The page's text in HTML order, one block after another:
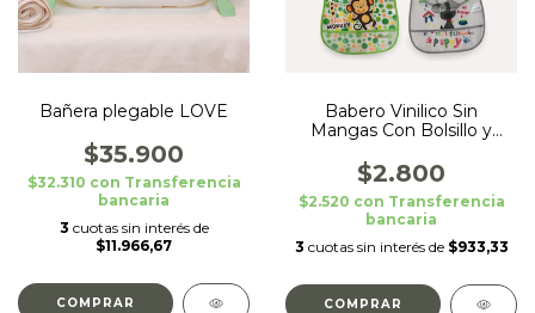
Bañera plegable LOVE
$35.900
$32.310 con Transferencia
bancaria
3 cuotas sin interés de
$11.966,67
COMPRAR
Babero Vinilico Sin
Mangas Con Bolsillo y
$2.800
$2.520 con Transferencia
bancaria
3 cuotas sin interés de $933,33
COMPRAR